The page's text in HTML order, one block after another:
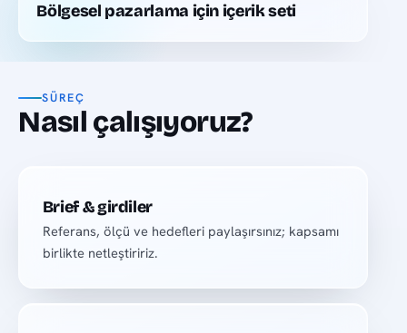
Bölgesel pazarlama için içerik seti
SÜREÇ
Nasıl çalışıyoruz?
Brief & girdiler
Referans, ölçü ve hedefleri paylaşırsınız; kapsamı
birlikte netleştiririz.